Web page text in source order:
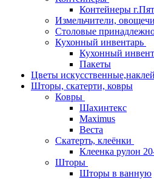
Контейнеры
Измельчители,
Столовые
Кухонный инвентарь
Кухонный
Пакеты
Цветы
Шторы, скатерти, ковры
Ковры
Шахинтекс
Maximus
Веста
Скатерть, клеёнки
Клеенка рулон
Шторы
Шторы в ванную